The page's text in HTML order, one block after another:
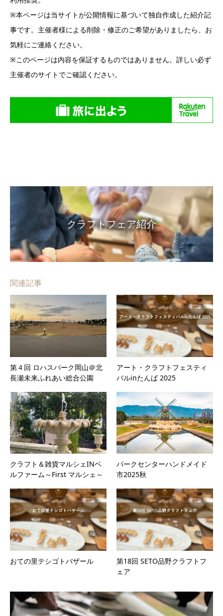
※本ページは当サイトが公開情報に基づいて独自作成した紹介記
事です。主催者様による削除・修正のご希望がありましたら、お
気軽にご連絡ください。
※このページは内容を保証するものではありません。詳しい必ず
主催者のサイトでご確認ください。
クラフトフェア紹介
関連記事
第４回 ロハスパーク岡山＠北
長瀬未来ふれあい総合公園
アート・クラフトフェスティ
バルinたんば 2025
クラフト＆雑貨マルシェINベ
ルファーム～First マルシェ～
パークセンターハンドメイド
市2025秋
おての里テシゴトバザール
第18回 SETO品野クラフトフ
ェア